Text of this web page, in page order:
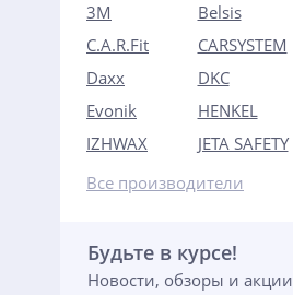
3M
Belsis
C.A.R.Fit
CARSYSTEM
Daxx
DKC
Evonik
HENKEL
IZHWAX
JETA SAFETY
Все производители
Будьте в курсе!
Новости, обзоры и акции